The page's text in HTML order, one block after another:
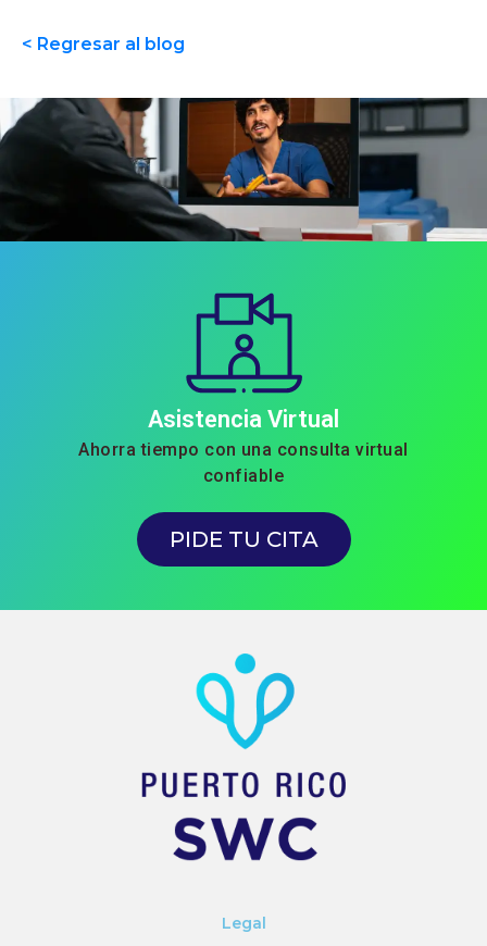
< Regresar al blog
Asistencia Virtual
Ahorra tiempo con una consulta virtual
confiable
PIDE TU CITA
Legal